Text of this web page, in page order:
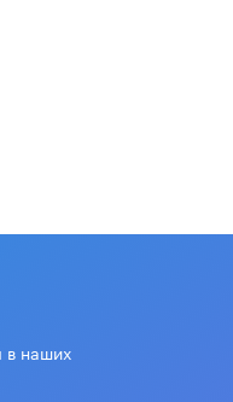
в наших